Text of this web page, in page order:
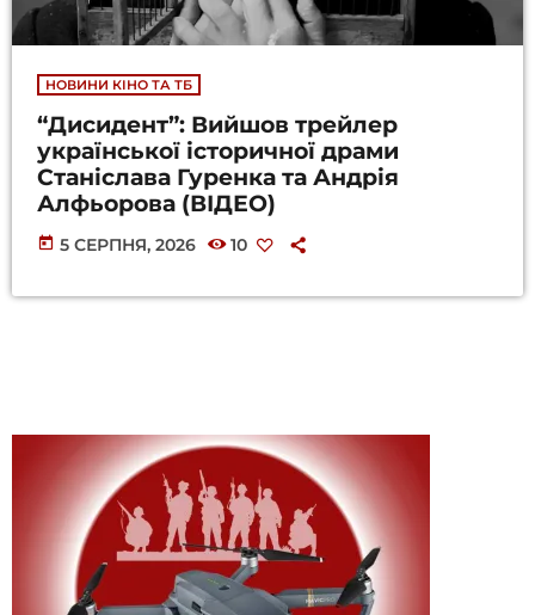
НОВИНИ КІНО ТА ТБ
“Дисидент”: Вийшов трейлер
української історичної драми
Станіслава Гуренка та Андрія
Алфьорова (ВІДЕО)
today 5 СЕРПНЯ, 2026 10